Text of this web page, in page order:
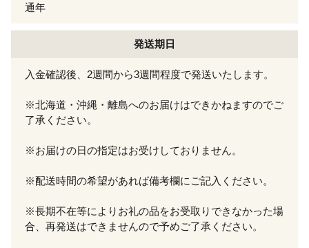
通年
発送期日
入金確認後、2週間から3週間程度で発送いたします。
※北海道・沖縄・離島へのお届けはできかねますのでご
了承ください。
※お届けの日の指定はお受けしておりません。
※配送時間の希望があれば備考欄にご記入ください。
※長期不在等によりお礼の品をお受取りできなかった場
合、再発送はできませんので予めご了承ください。